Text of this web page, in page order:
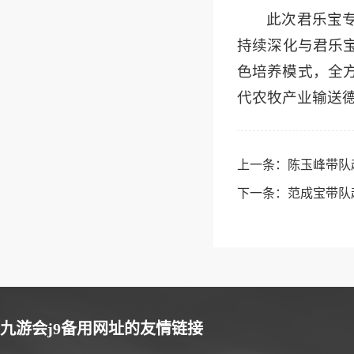
此次君乐宝
持续深化与君乐
色培养模式，全
代农牧产业输送
上一条： 陈玉峰带
下一条： 范成宝带
九游会j9备用网址的友情链接